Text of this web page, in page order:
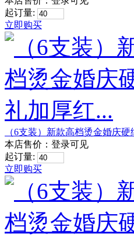
起订量:
立即购买
（6支装）新款高档烫金婚庆
本店售价： 登录可见
起订量:
立即购买